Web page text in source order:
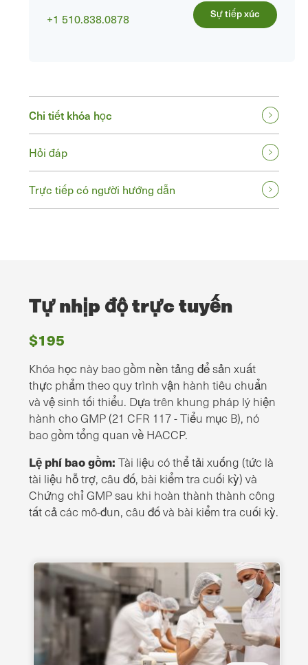
+1 510.838.0878 Sự tiếp xúc
Chi tiết khóa học
Hỏi đáp
Trực tiếp có người hướng dẫn
Tự nhịp độ trực tuyến
$195
Khóa học này bao gồm nền tảng để sản xuất
thực phẩm theo quy trình vận hành tiêu chuẩn
và vệ sinh tối thiểu. Dựa trên khung pháp lý hiện
hành cho GMP (21 CFR 117 - Tiểu mục B), nó
bao gồm tổng quan về HACCP.
Lệ phí bao gồm: Tài liệu có thể tải xuống (tức là
tài liệu hỗ trợ, câu đố, bài kiểm tra cuối kỳ) và
Chứng chỉ GMP sau khi hoàn thành thành công
tất cả các mô-đun, câu đố và bài kiểm tra cuối kỳ.